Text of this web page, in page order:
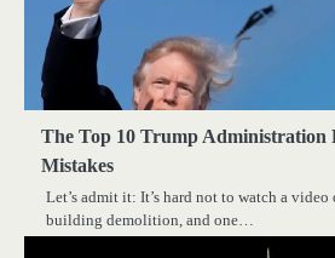
The Top 10 Trump Administration
Mistakes
Let’s admit it: It’s hard not to watch a video
building demolition, and one…